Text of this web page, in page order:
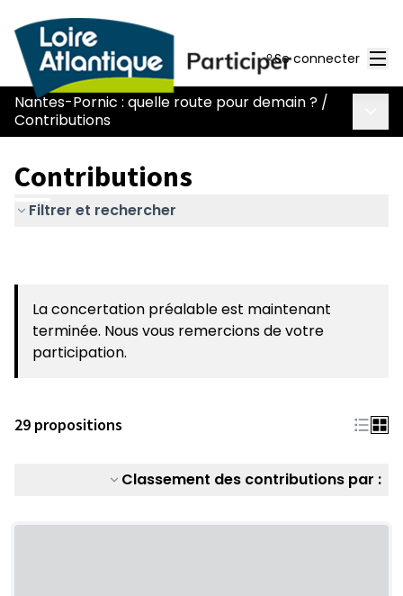
Se connecter
Nantes-Pornic : quelle route pour demain ? /
Contributions
Contributions
Filtrer et rechercher
La concertation préalable est maintenant
terminée. Nous vous remercions de votre
participation.
29 propositions
Classement des contributions par :